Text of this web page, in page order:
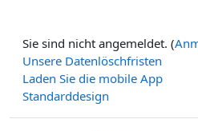
Sie sind nicht angemeldet. (
Unsere Datenlöschfristen
Laden Sie die mobile App
Standarddesign